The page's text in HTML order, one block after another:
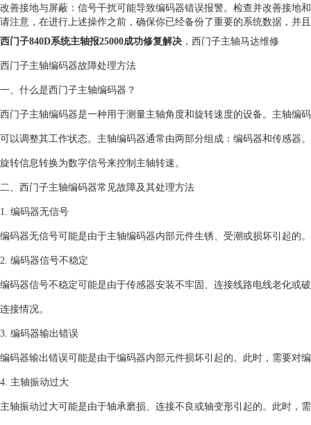
改善接地与屏蔽：信号干扰可能导致编码器错误报警。检查并改善接地
请注意，在进行上述操作之前，确保你已经备份了重要的系统数据，并
西门子840D系统主轴报25000成功修复解决 ，西门子主轴马达维修
西门子主轴编码器故障处理方法
一、什么是西门子主轴编码器？
西门子主轴编码器是一种用于测量主轴角度和旋转速度的设备。主轴编
可以调整其工作状态。主轴编码器通常由两部分组成：编码器和传感器
旋转信息转换为数字信号来控制主轴转速。
二、西门子主轴编码器常见故障及其处理方法
1. 编码器无信号
编码器无信号可能是由于主轴编码器内部元件生锈、受潮或损坏引起的
2. 编码器信号不稳定
编码器信号不稳定可能是由于传感器安装不牢固、连接线路电线老化或
连接情况。
3. 编码器输出错误
编码器输出错误可能是由于编码器内部元件损坏引起的。此时，需要对
4. 主轴振动过大
主轴振动过大可能是由于轴承磨损、连接不良或轴变形引起的。此时，